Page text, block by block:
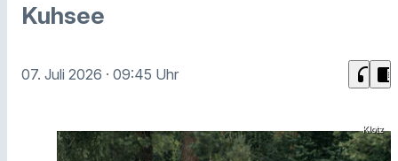
Kuhsee
07. Juli 2026 · 09:45 Uhr headphones chrome_reader_mode
Klotz